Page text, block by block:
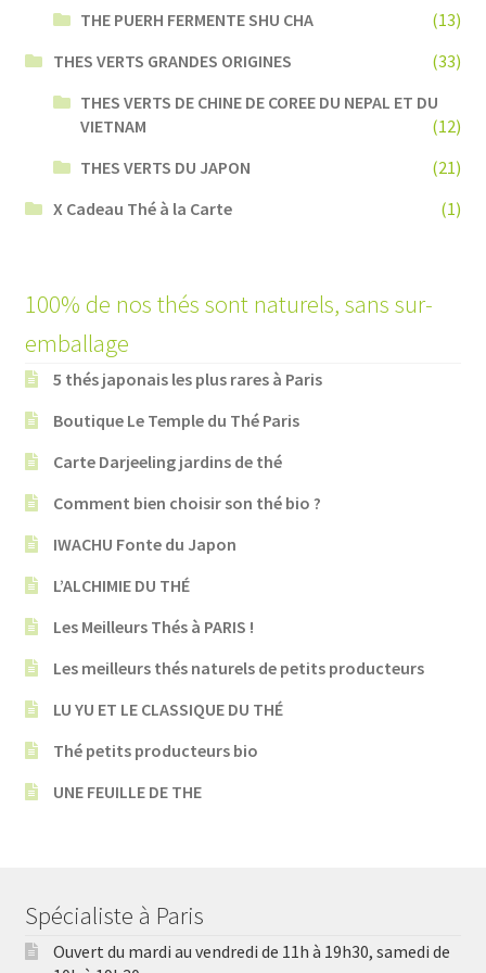
THE PUERH FERMENTE SHU CHA
(13)
THES VERTS GRANDES ORIGINES
(33)
THES VERTS DE CHINE DE COREE DU NEPAL ET DU
VIETNAM
(12)
THES VERTS DU JAPON
(21)
X Cadeau Thé à la Carte
(1)
100% de nos thés sont naturels, sans sur-
emballage
5 thés japonais les plus rares à Paris
Boutique Le Temple du Thé Paris
Carte Darjeeling jardins de thé
Comment bien choisir son thé bio ?
IWACHU Fonte du Japon
L’ALCHIMIE DU THÉ
Les Meilleurs Thés à PARIS !
Les meilleurs thés naturels de petits producteurs
LU YU ET LE CLASSIQUE DU THÉ
Thé petits producteurs bio
UNE FEUILLE DE THE
Spécialiste à Paris
Ouvert du mardi au vendredi de 11h à 19h30, samedi de